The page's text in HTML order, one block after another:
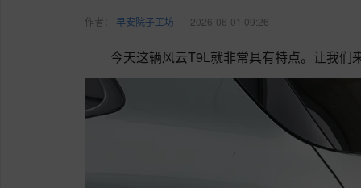
作者： 早安院子工坊 2026-06-01 09:26
今天这辆风云T9L就非常具有特点。让我们